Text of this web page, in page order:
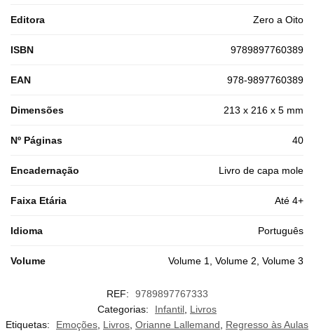
Editora Zero a Oito
ISBN 9789897760389
EAN 978-9897760389
Dimensões 213 x 216 x 5 mm
Nº Páginas 40
Encadernação Livro de capa mole
Faixa Etária Até 4+
Idioma Português
Volume Volume 1, Volume 2, Volume 3
REF:
9789897767333
Categorias:
Infantil Livros
Etiquetas:
Emoções Livros Orianne Lallemand Regresso às Aulas